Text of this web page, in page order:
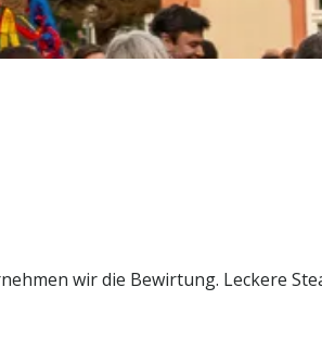
wir die Bewirtung. Leckere